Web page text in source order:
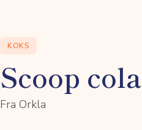
KOKS
Scoop
Fra Orkla